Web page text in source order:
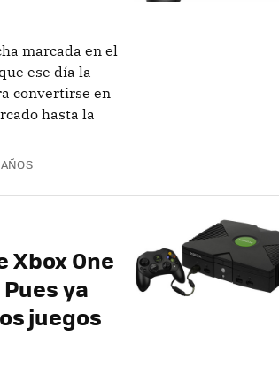
marcada en el
ese día la
convertirse en
hasta la
One
ya
juegos